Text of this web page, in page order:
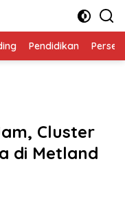
Pendidikan
Cluster
di Metland